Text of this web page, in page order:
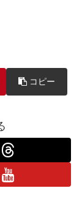
コピー